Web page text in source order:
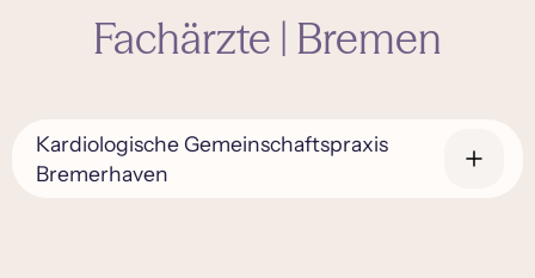
Fachärzte | Bremen
Kardiologische Gemeinschaftspraxis
Bremerhaven